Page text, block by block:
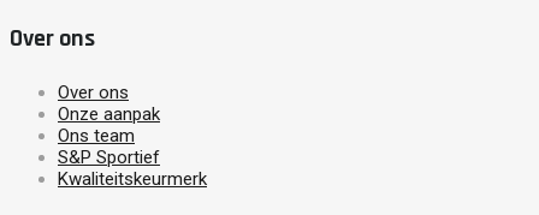
Over ons
Over ons
Onze aanpak
Ons team
S&P Sportief
Kwaliteitskeurmerk